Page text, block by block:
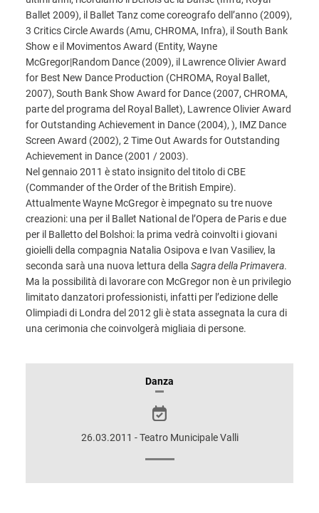
Ballet 2009), il Ballet Tanz come coreografo dell’anno (2009),
3 Critics Circle Awards (Amu, CHROMA, Infra), il South Bank
Show e il Movimentos Award (Entity, Wayne
McGregor|Random Dance (2009), il Lawrence Olivier Award
for Best New Dance Production (CHROMA, Royal Ballet,
2007), South Bank Show Award for Dance (2007, CHROMA,
parte del programa del Royal Ballet), Lawrence Olivier Award
for Outstanding Achievement in Dance (2004), ), IMZ Dance
Screen Award (2002), 2 Time Out Awards for Outstanding
Achievement in Dance (2001 / 2003).
Nel gennaio 2011 è stato insignito del titolo di CBE
(Commander of the Order of the British Empire).
Attualmente Wayne McGregor è impegnato su tre nuove
creazioni: una per il Ballet National de l’Opera de Paris e due
per il Balletto del Bolshoi: la prima vedrà coinvolti i giovani
gioielli della compagnia Natalia Osipova e Ivan Vasiliev, la
seconda sarà una nuova lettura della Sagra della Primavera.
Ma la possibilità di lavorare con McGregor non è un privilegio
limitato danzatori professionisti, infatti per l’edizione delle
Olimpiadi di Londra del 2012 gli è stata assegnata la cura di
una cerimonia che coinvolgerà migliaia di persone.
INFORMAZIONIDanza
26.03.2011 - Teatro Municipale Valli